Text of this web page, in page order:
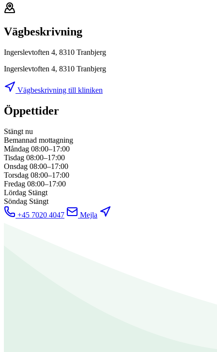
Vägbeskrivning
Ingerslevtoften 4, 8310 Tranbjerg
Ingerslevtoften 4, 8310 Tranbjerg
Vägbeskrivning till kliniken
Öppettider
Stängt nu
Bemannad mottagning
Måndag 08:00–17:00
Tisdag 08:00–17:00
Onsdag 08:00–17:00
Torsdag 08:00–17:00
Fredag 08:00–17:00
Lördag Stängt
Söndag Stängt
+45 7020 4047
Mejla